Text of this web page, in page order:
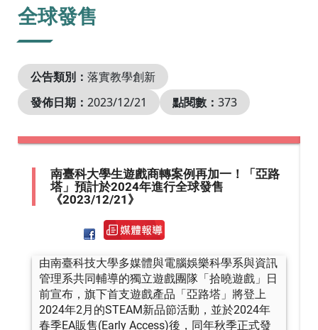
全球發售
公告類別： 落實教學創新
發佈日期： 2023/12/21 點閱數： 373